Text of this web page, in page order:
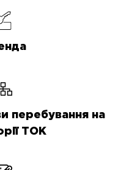
перебування на
ТОК